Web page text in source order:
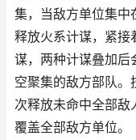
集，当敌方单位集中
释放火系计谋，紧接
谋，两种计谋叠加后
空聚集的敌方部队
次释放未命中全部
覆盖全部敌方单位。